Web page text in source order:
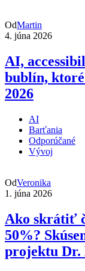
OdMartin
4. júna 2026
AI,
bublín,
2026
AI
Barťania
Odporúčané
Vývoj
OdVeronika
1. júna 2026
Ako skrátiť
50%?
projektu Dr.